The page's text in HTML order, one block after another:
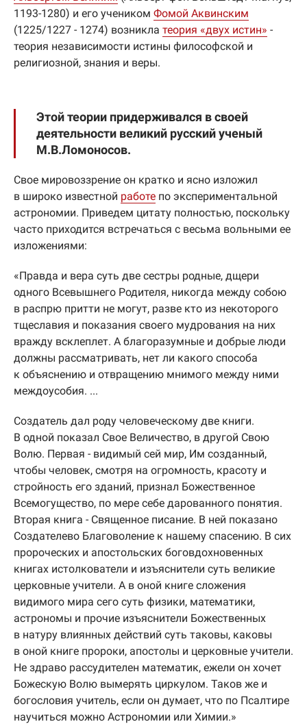
1193-1280) и его учеником Фомой Аквинским
(1225/1227 - 1274) возникла теория «двух истин» -
теория независимости истины философской и
религиозной, знания и веры.
Этой теории придерживался в своей
деятельности великий русский ученый
М.В.Ломоносов.
Свое мировоззрение он кратко и ясно изложил
в широко известной работе по экспериментальной
астрономии. Приведем цитату полностью, поскольку
часто приходится встречаться с весьма вольными ее
изложениями:
«Правда и вера суть две сестры родные, дщери
одного Всевышнего Родителя, никогда между собою
в распрю притти не могут, разве кто из некоторого
тщеславия и показания своего мудрования на них
вражду всклеплет. А благоразумные и добрые люди
должны рассматривать, нет ли какого способа
к объяснению и отвращению мнимого между ними
междоусобия. ...
Создатель дал роду человеческому две книги.
В одной показал Свое Величество, в другой Свою
Волю. Первая - видимый сей мир, Им созданный,
чтобы человек, смотря на огромность, красоту и
стройность его зданий, признал Божественное
Всемогущество, по мере себе дарованного понятия.
Вторая книга - Священное писание. В ней показано
Создателево Благоволение к нашему спасению. В сих
пророческих и апостольских боговдохновенных
книгах истолкователи и изъяснители суть великие
церковные учители. А в оной книге сложения
видимого мира сего суть физики, математики,
астрономы и прочие изъяснители Божественных
в натуру влиянных действий суть таковы, каковы
в оной книге пророки, апостолы и церковные учители.
Не здраво рассудителен математик, ежели он хочет
Божескую Волю вымерять циркулом. Таков же и
богословия учитель, если он думает, что по Псалтире
научиться можно Астрономии или Химии.»